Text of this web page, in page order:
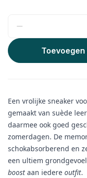
Een vrolijke sneaker
gemaakt van suède
daarmee ook goed
zomerdagen. De
schokabsorberend en
een ultiem
boost aan iedere outfit.